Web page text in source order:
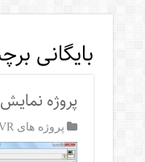
بایگانی
پروژه
پروژه های AVR